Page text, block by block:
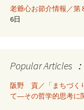
老爺心お節介情報／第
6日
Popular Articles
阪野 貢／「まちづく
て―その哲学的思考に